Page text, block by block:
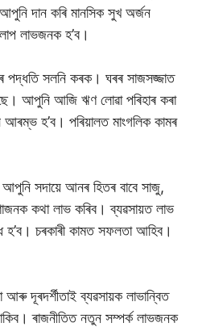
দান কৰি মানসিক সুখ অৰ্জন
লাভজনক হ’ব।
পদ্ধতি সলনি কৰক। ঘৰৰ সাজসজ্জাত
আপুনি আজি ঋণ লোৱা পৰিহাৰ কৰা
হ’ব। পৰিয়ালত মাংগলিক কামৰ
সদায়ে আনৰ হিতৰ বাবে সাজু,
কথা লাভ কৰিব। ব্যৱসায়ত লাভ
হ’ব। চৰকাৰী কামত সফলতা আহিব।
দূৰদৰ্শীতাই ব্যৱসায়ক লাভান্বিত
ৰাজনীতিত নতুন সম্পৰ্ক লাভজনক